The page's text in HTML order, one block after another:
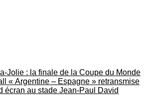
Jolie : la finale de la Coupe du Monde
« Argentine – Espagne » retransmise
écran au stade Jean-Paul David